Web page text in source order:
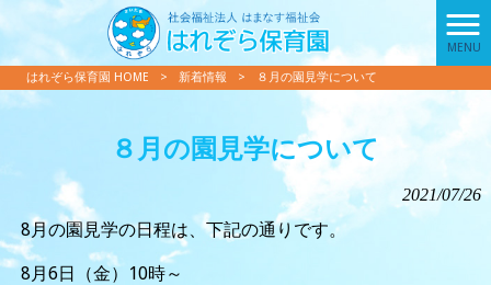
MENU
はれぞら保育園 HOME > 新着情報 > ８月の園見学について
８月の園見学について
2021/07/26
8月の園見学の日程は、下記の通りです。
8月6日（金）10時～